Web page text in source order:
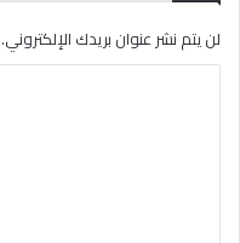
لن يتم نشر عنوان بريدك الإلكتروني.